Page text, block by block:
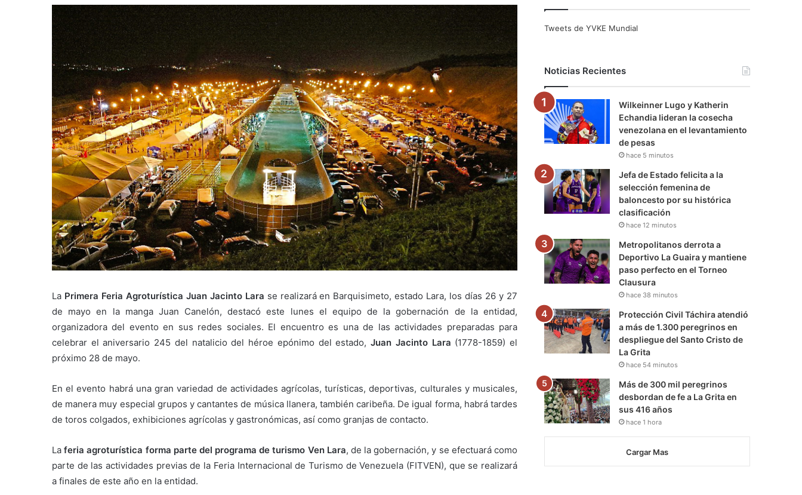
La Primera Feria Agroturística Juan Jacinto Lara se realizará en Barquisimeto, estado Lara, los días 26 y 27
de mayo en la manga Juan Canelón, destacó este lunes el equipo de la gobernación de la entidad,
organizadora del evento en sus redes sociales. El encuentro es una de las actividades preparadas para
celebrar el aniversario 245 del natalicio del héroe epónimo del estado,Juan Jacinto Lara (1778-1859) el
próximo 28 de mayo.
En el evento habrá una gran variedad de actividades agrícolas, turísticas, deportivas, culturales y musicales,
de manera muy especial grupos y cantantes de música llanera, también caribeña. De igual forma, habrá tardes
de toros colgados, exhibiciones agrícolas y gastronómicas, así como granjas de contacto.
Laferia agroturística forma parte del programa de turismo Ven Lara, de la gobernación, y se efectuará como
parte de las actividades previas de la Feria Internacional de Turismo de Venezuela (FITVEN), que se realizará
a finales de este año en la entidad.
o
k
r
e
r
a
m
a
m
Tweets de YVKE Mundial
Noticias Recientes
Wilkeinner Lugo y Katherin
Echandia lideran la cosecha
venezolana en el levantamiento
de pesas
hace 5 minutos
Jefa de Estado felicita a la
selección femenina de
baloncesto por su histórica
clasificación
hace 12 minutos
Metropolitanos derrota a
Deportivo La Guaira y mantiene
paso perfecto en el Torneo
Clausura
hace 38 minutos
Protección Civil Táchira atendió
a más de 1.300 peregrinos en
despliegue del Santo Cristo de
La Grita
hace 54 minutos
Más de 300 mil peregrinos
desbordan de fe a La Grita en
sus 416 años
hace 1 hora
Cargar Mas